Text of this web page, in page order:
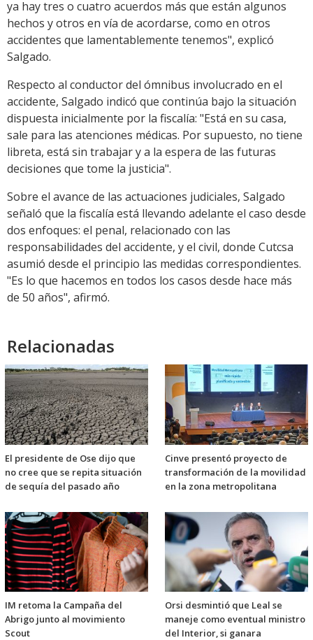
ya hay tres o cuatro acuerdos más que están algunos
hechos y otros en vía de acordarse, como en otros
accidentes que lamentablemente tenemos", explicó
Salgado.
Respecto al conductor del ómnibus involucrado en el
accidente, Salgado indicó que continúa bajo la situación
dispuesta inicialmente por la fiscalía: "Está en su casa,
sale para las atenciones médicas. Por supuesto, no tiene
libreta, está sin trabajar y a la espera de las futuras
decisiones que tome la justicia".
Sobre el avance de las actuaciones judiciales, Salgado
señaló que la fiscalía está llevando adelante el caso desde
dos enfoques: el penal, relacionado con las
responsabilidades del accidente, y el civil, donde Cutcsa
asumió desde el principio las medidas correspondientes.
"Es lo que hacemos en todos los casos desde hace más
de 50 años", afirmó.
Relacionadas
El presidente de Ose dijo que
no cree que se repita situación
de sequía del pasado año
Cinve presentó proyecto de
transformación de la movilidad
en la zona metropolitana
IM retoma la Campaña del
Abrigo junto al movimiento
Scout
Orsi desmintió que Leal se
maneje como eventual ministro
del Interior, si ganara